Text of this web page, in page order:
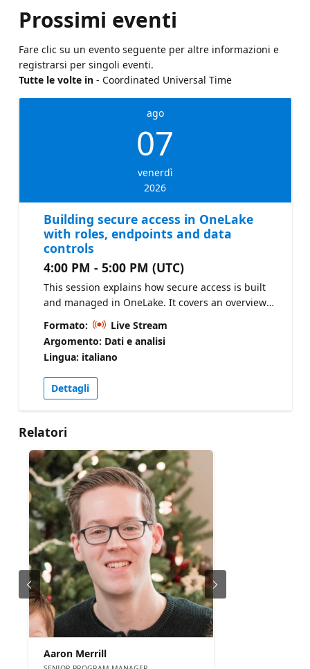
Prossimi eventi
Fare clic su un evento seguente per altre informazioni e
registrarsi per singoli eventi.
Tutte le volte in - Coordinated Universal Time
ago
07
venerdì
2026
Building secure access in OneLake
with roles, endpoints and data
controls
4:00 PM - 5:00 PM (UTC)
This session explains how secure access is built
and managed in OneLake. It covers an overview
of OneLake security, the data access control
model, creating and managing roles, SQL
analytics endpoint security, and granular controls
for tables, folders, columns, and rows. The goal is
to give attendees a clear understanding of how
these settings fit together so they can configure
access more confidently and avoid common
issues when securing data in Fabric.
Formato:
Live Stream
Argomento: Dati e analisi
Lingua: italiano
Dettagli
Relatori
Aaron Merrill